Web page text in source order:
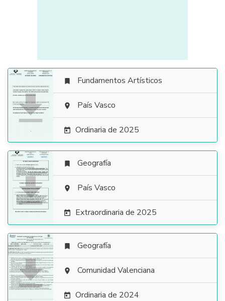

 Fundamentos Artísticos
 País Vasco
 Ordinaria de 2025

 Geografía
 País Vasco
 Extraordinaria de 2025

 Geografía
 Comunidad Valenciana
 Ordinaria de 2024